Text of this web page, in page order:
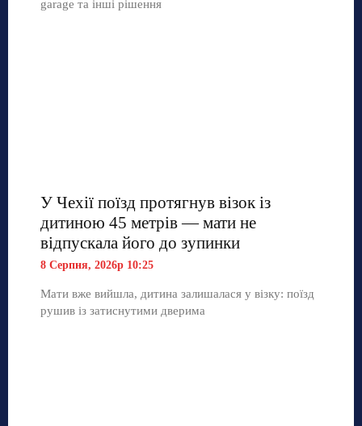
garage та інші рішення
У Чехії поїзд протягнув візок із
дитиною 45 метрів — мати не
відпускала його до зупинки
8 Серпня, 2026р 10:25
Мати вже вийшла, дитина залишалася у візку: поїзд
рушив із затиснутими дверима